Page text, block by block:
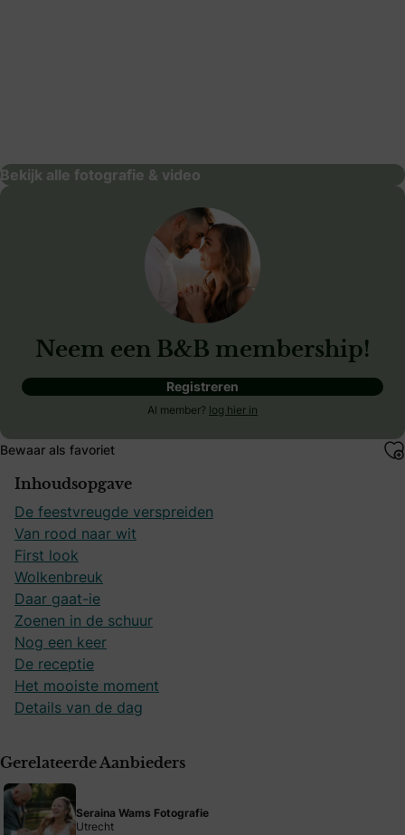
Bekijk alle fotografie & video
Neem een B&B membership!
Registreren
Al member? log hier in
Bewaar als favoriet
Inhoudsopgave
De feestvreugde verspreiden
Van rood naar wit
First look
Wolkenbreuk
Daar gaat-ie
Zoenen in de schuur
Nog een keer
De receptie
Het mooiste moment
Details van de dag
Gerelateerde Aanbieders
Seraina Wams Fotografie
Utrecht